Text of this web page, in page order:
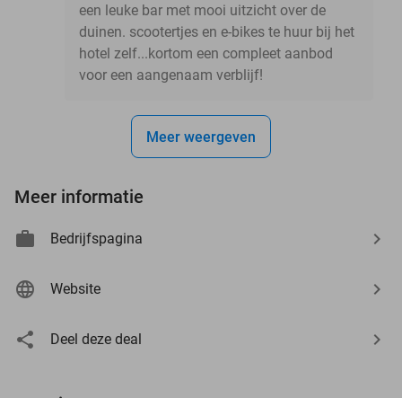
een leuke bar met mooi uitzicht over de
duinen. scootertjes en e-bikes te huur bij het
hotel zelf...kortom een compleet aanbod
voor een aangenaam verblijf!
Meer weergeven
Meer informatie
Bedrijfspagina
Website
Deel deze deal